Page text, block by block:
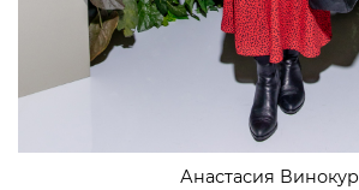
Анастасия Винокур